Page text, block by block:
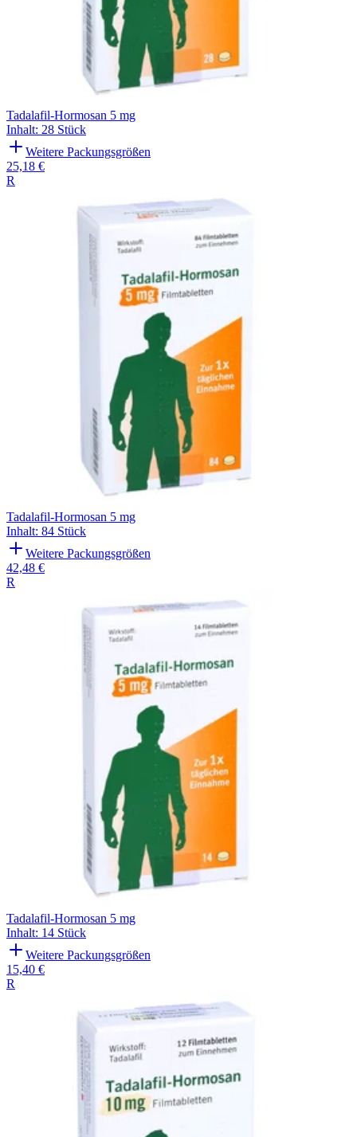
Tadalafil-Hormosan 5 mg
Inhalt: 28 Stück
Weitere Packungsgrößen
25,18 €
R
Tadalafil-Hormosan 5 mg
Inhalt: 84 Stück
Weitere Packungsgrößen
42,48 €
R
Tadalafil-Hormosan 5 mg
Inhalt: 14 Stück
Weitere Packungsgrößen
15,40 €
R